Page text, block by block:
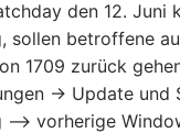
den 12. Juni
sollen betroffene
1709 zurück
-> Update und
–> vorherige